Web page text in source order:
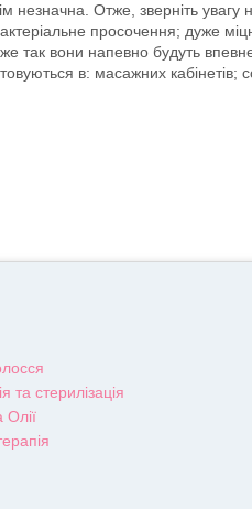
Отже, зверніть
просочення; дуже
вони напевно будуть
в: масажних кабінетів;
та стерилізація
Олії